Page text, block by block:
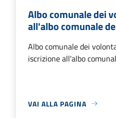
Albo comunale dei
all'albo comunale
Albo comunale dei
iscrizione all'albo
VAI ALLA PAGINA